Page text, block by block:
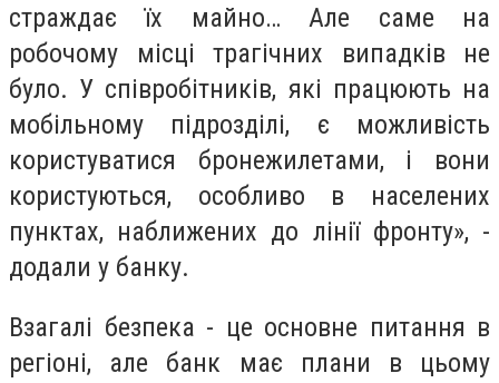
страждає їх майно… Але саме на
робочому місці трагічних випадків не
було. У співробітників, які працюють на
мобільному підрозділі, є можливість
користуватися бронежилетами, і вони
користуються, особливо в населених
пунктах, наближених до лінії фронту», -
додали у банку.
Взагалі безпека - це основне питання в
регіоні, але банк має плани в цьому